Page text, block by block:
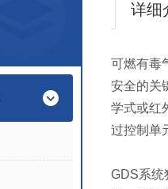
详细
可燃有毒
安全的关
学式或红
过控制单
GDS系统